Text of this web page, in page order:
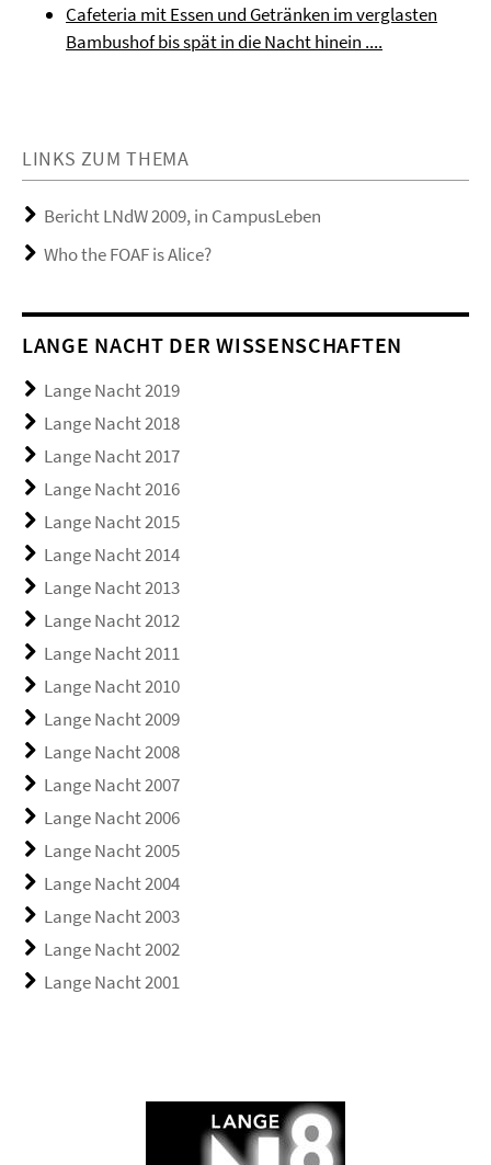
Cafeteria mit Essen und Getränken im verglasten
Bambushof bis spät in die Nacht hinein ....
LINKS ZUM THEMA
Bericht LNdW 2009, in CampusLeben
Who the FOAF is Alice?
LANGE NACHT DER WISSENSCHAFTEN
Lange Nacht 2019
Lange Nacht 2018
Lange Nacht 2017
Lange Nacht 2016
Lange Nacht 2015
Lange Nacht 2014
Lange Nacht 2013
Lange Nacht 2012
Lange Nacht 2011
Lange Nacht 2010
Lange Nacht 2009
Lange Nacht 2008
Lange Nacht 2007
Lange Nacht 2006
Lange Nacht 2005
Lange Nacht 2004
Lange Nacht 2003
Lange Nacht 2002
Lange Nacht 2001